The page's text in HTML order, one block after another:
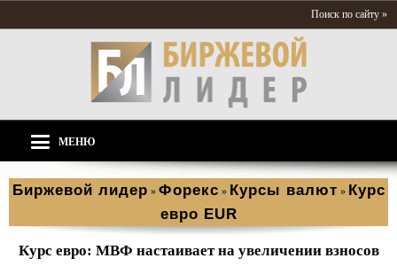
Поиск по сайту »
МЕНЮ
Биржевой лидер » Форекс » Курсы валют » Курс
евро EUR
Курс евро: МВФ настаивает на увеличении взносов